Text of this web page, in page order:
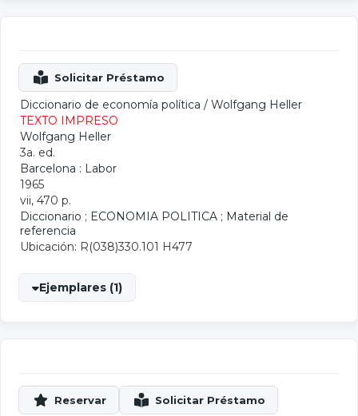
Diccionario de economía política / Wolfgang Heller
TEXTO IMPRESO
Wolfgang Heller
3a. ed.
Barcelona : Labor
1965
vii, 470 p.
Diccionario ; ECONOMIA POLITICA ; Material de
referencia
Ubicación: R(038)330.101 H477
Ejemplares (1)